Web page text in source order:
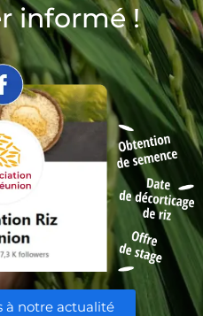
informé !
à notre actualité